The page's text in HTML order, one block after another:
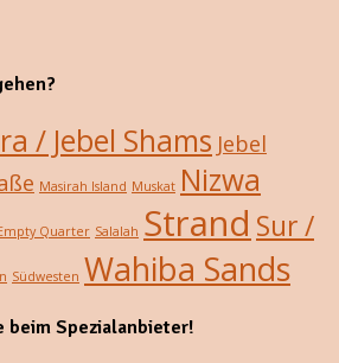
/ Jebel Shams Jebel
Masirah Island Muskat Nizwa
Quarter Salalah Strand Sur /
Südwesten Wahiba Sands
beim Spezialanbieter!